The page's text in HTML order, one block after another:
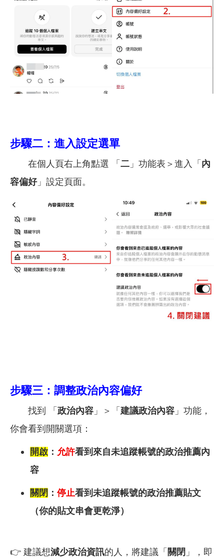
步驟二：進入設定選單
在個人頁右上角點選 「 二 」功能表＞進入「 內
容偏好」設定頁面。
步驟三：調整政治內容偏好
找到 「 政治內容 」＞「 建議政治內容 」功能，
你會看到開關選項：
開啟 ： 允許看到來自未追蹤帳號的政治推薦內
容
關閉 ： 停止看到未追蹤帳號的政治推薦貼文
（你的貼文串會更乾淨）
👉 建議想減少政治資訊的人，將建議「 關閉 」，即